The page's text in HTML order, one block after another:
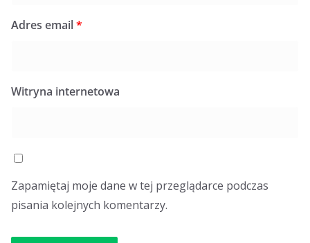
Adres email*
Witryna internetowa
Zapamiętaj moje dane w tej przeglądarce podczas
pisania kolejnych komentarzy.